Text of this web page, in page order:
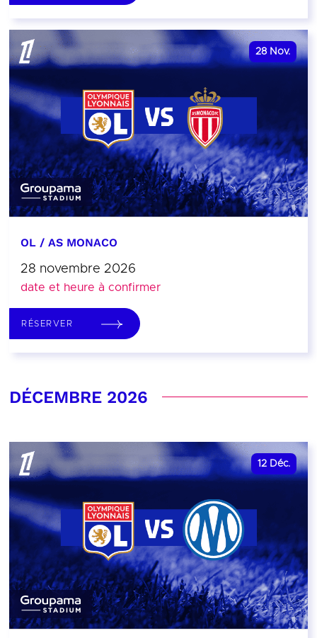
28 Nov.
OL / AS MONACO
28 novembre 2026
date et heure à confirmer
RÉSERVER
DÉCEMBRE 2026
12 Déc.